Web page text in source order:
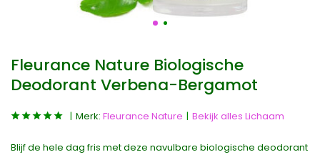
Fleurance Nature Biologische
Deodorant Verbena-Bergamot
Merk: Fleurance Nature Bekijk alles Lichaam
Blijf de hele dag fris met deze navulbare biologische deodorant